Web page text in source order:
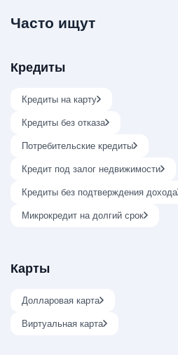
Часто ищут
Кредиты
Кредиты на карту
Кредиты без отказа
Потребительские кредиты
Кредит под залог недвижимости
Кредиты без подтверждения дохода
Микрокредит на долгий срок
Карты
Долларовая карта
Виртуальная карта